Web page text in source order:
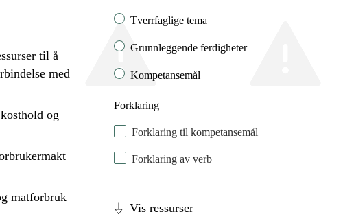
Tverrfaglige tema
Grunnleggende ferdigheter
Kompetansemål
Forklaring
Forklaring til kompetansemål
Forklaring av verb
Vis ressurser
til å
med
og
matforbruk